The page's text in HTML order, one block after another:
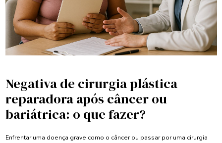
Negativa de cirurgia plástica
reparadora após câncer ou
bariátrica: o que fazer?
Enfrentar uma doença grave como o câncer ou passar por uma cirurgia